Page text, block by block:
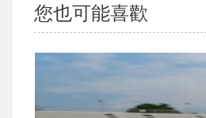
您也可能喜歡